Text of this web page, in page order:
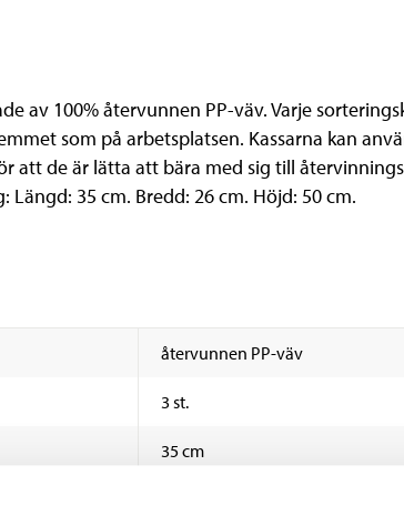
av 100% återvunnen PP-väv. Varje
som på arbetsplatsen. Kassarna kan
att de är lätta att bära med sig till
35 cm. Bredd: 26 cm. Höjd: 50 cm.
återvunnen PP-väv
3 st.
35 cm